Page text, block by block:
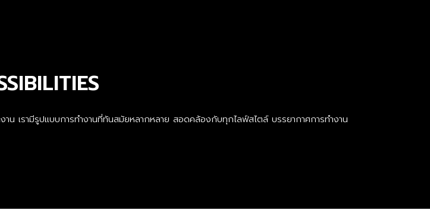
เรามีรูปแบบการทำงานที่ทันสมัยหลากหลาย สอดคล้องกับทุกไลฟ์สไตล์ บรรยากาศการทำงาน